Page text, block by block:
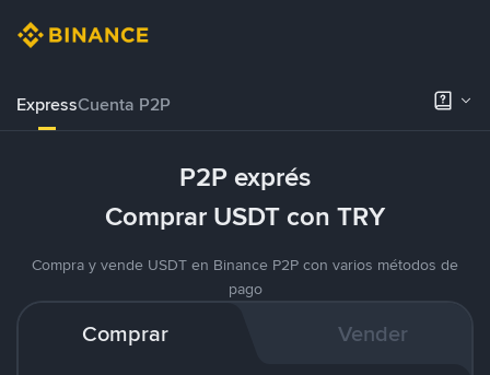
ExpressCuenta P2P
P2P exprés
Comprar USDT con TRY
Compra y vende USDT en Binance P2P con varios métodos de
pago
Comprar Vender